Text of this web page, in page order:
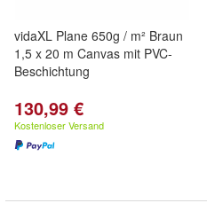
vidaXL Plane 650g / m² Braun
1,5 x 20 m Canvas mit PVC-
Beschichtung
130,99 €
Kostenloser Versand